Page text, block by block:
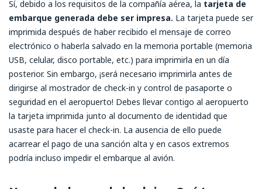
Sí, debido a los requisitos de la compañía aérea, la tarjeta de
embarque generada debe ser impresa. La tarjeta puede ser
imprimida después de haber recibido el mensaje de correo
electrónico o haberla salvado en la memoria portable (memoria
USB, celular, disco portable, etc.) para imprimirla en un día
posterior. Sin embargo, ¡será necesario imprimirla antes de
dirigirse al mostrador de check-in y control de pasaporte o
seguridad en el aeropuerto! Debes llevar contigo al aeropuerto
la tarjeta imprimida junto al documento de identidad que
usaste para hacer el check-in. La ausencia de ello puede
acarrear el pago de una sanción alta y en casos extremos
podría incluso impedir el embarque al avión.